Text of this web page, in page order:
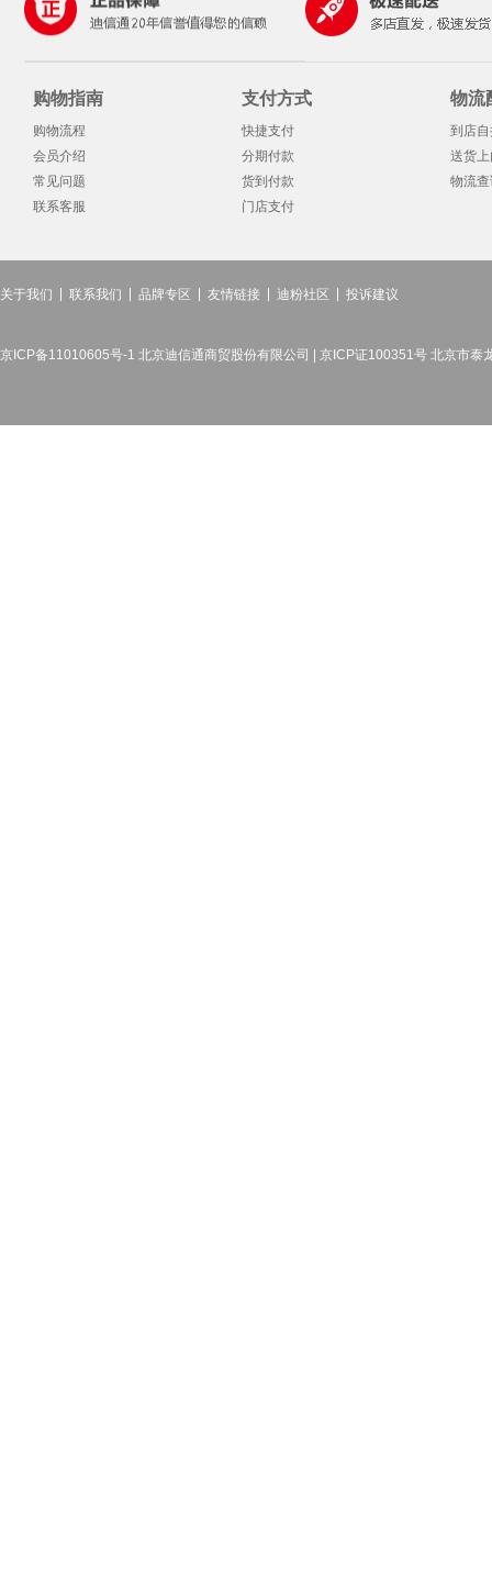
购物指南
购物流程
会员介绍
常见问题
联系客服
支付方式
快捷支付
分期付款
货到付款
门店支付
物流
到店
送货
物流
关于我们 联系我们 品牌专区 友情链接 迪粉社区 投诉建议
京ICP备11010605号-1 北京迪信通商贸股份有限公司 | 京ICP证100351号 北京市泰